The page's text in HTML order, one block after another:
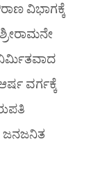
ವಿಭಾಗಕ್ಕೆ
ನಿರ್ಮಿತವಾದ
ವರ್ಗಕ್ಕೆ
ಜನಜನಿತ